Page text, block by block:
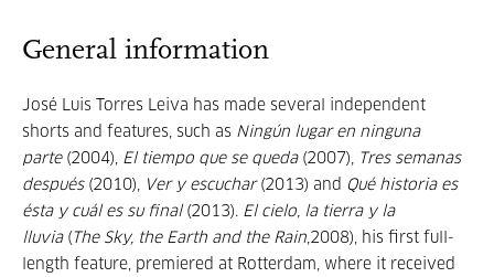
General information
José Luis Torres Leiva has made several independent
shorts and features, such as Ningún lugar en ninguna
parte(2004), El tiempo que se queda (2007), Tres semanas
después(2010), Ver y escuchar(2013) and Qué historia es
ésta y cuál es su final (2013). El cielo, la tierra y la
lluvia( The Sky, the Earth and the Rain,2008), his first full-
length feature, premiered at Rotterdam, where it received